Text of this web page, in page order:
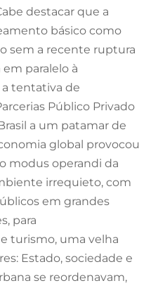
destacar que a
básico como
sem a recente ruptura
paralelo à
tentativa de
Público Privado
a um patamar de
global provocou
modus operandi da
irrequieto, com
em grandes
para
e turismo, uma velha
Estado, sociedade e
se reordenavam,